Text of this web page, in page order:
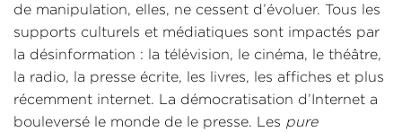
de manipulation, elles, ne cessent d’évoluer. Tous les
supports culturels et médiatiques sont impactés par
la désinformation : la télévision, le cinéma, le théâtre,
la radio, la presse écrite, les livres, les affiches et plus
récemment internet. La démocratisation d’Internet a
bouleversé le monde de le presse. Les pure